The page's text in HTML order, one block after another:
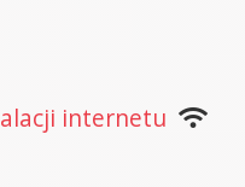
internetu